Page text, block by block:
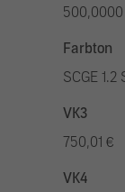
Farbton
SCGE 1.2
VK3
750,01 €
VK4